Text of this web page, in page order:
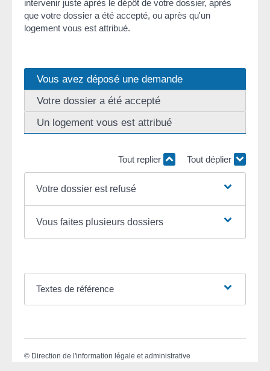
intervenir juste après le dépôt de votre dossier, après
que votre dossier a été accepté, ou après qu'un
logement vous est attribué.
Vous avez déposé une demande
Votre dossier a été accepté
Un logement vous est attribué
Tout replier Tout déplier
Votre dossier est refusé
Vous faites plusieurs dossiers
Textes de référence
© Direction de l'information légale et administrative